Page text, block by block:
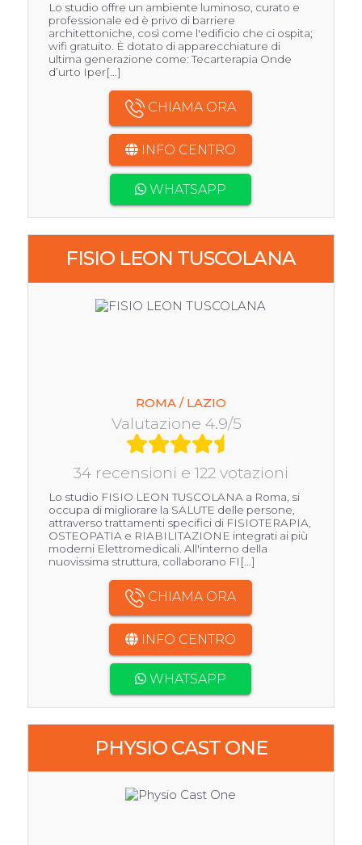
Lo studio offre un ambiente luminoso, curato e
professionale ed è privo di barriere
architettoniche, così come l'edificio che ci ospita;
wifi gratuito. È dotato di apparecchiature di
ultima generazione come: Tecarterapia Onde
d’urto Iper[...]
CHIAMA ORA
INFO CENTRO
WHATSAPP
FISIO LEON TUSCOLANA
ROMA / LAZIO
Valutazione 4.9/5
34 recensioni e 122 votazioni
Lo studio FISIO LEON TUSCOLANA a Roma, si
occupa di migliorare la SALUTE delle persone,
attraverso trattamenti specifici di FISIOTERAPIA,
OSTEOPATIA e RIABILITAZIONE integrati ai più
moderni Elettromedicali. All'interno della
nuovissima struttura, collaborano FI[...]
CHIAMA ORA
INFO CENTRO
WHATSAPP
PHYSIO CAST ONE